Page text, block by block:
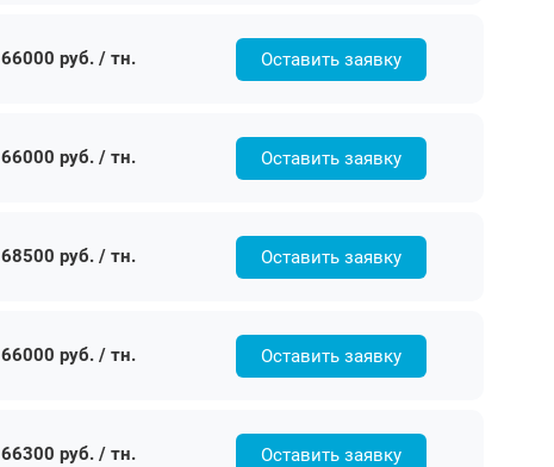
66000 руб. / тн. Оставить заявку
66000 руб. / тн. Оставить заявку
68500 руб. / тн. Оставить заявку
66000 руб. / тн. Оставить заявку
66300 руб. / тн. Оставить заявку